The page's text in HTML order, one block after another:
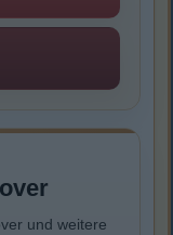
und weitere